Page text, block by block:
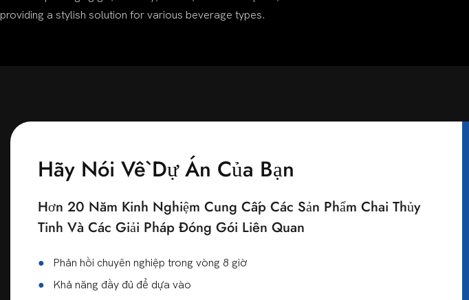
providing a stylish solution for various beverage types.
Hãy Nói Về Dự Án Của Bạn
Hơn 20 Năm Kinh Nghiệm Cung Cấp Các Sản Phẩm Chai Thủy
Tinh Và Các Giải Pháp Đóng Gói Liên Quan
●
Phản hồi chuyên nghiệp trong vòng 8 giờ
●
Khả năng đầy đủ để dựa vào